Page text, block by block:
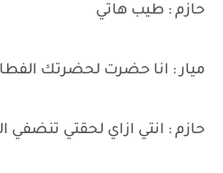
حازم : طيب هاتي
ميار : انا حضرت لحضرتك
حازم : انتي ازاي لحقتي تنضفي